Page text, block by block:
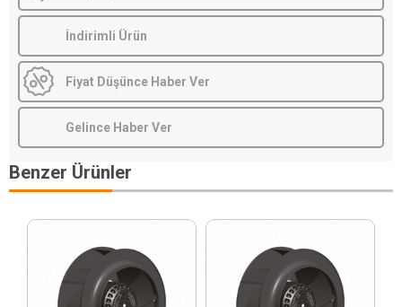
İndirimli Ürün
Fiyat Düşünce Haber Ver
Gelince Haber Ver
Benzer Ürünler